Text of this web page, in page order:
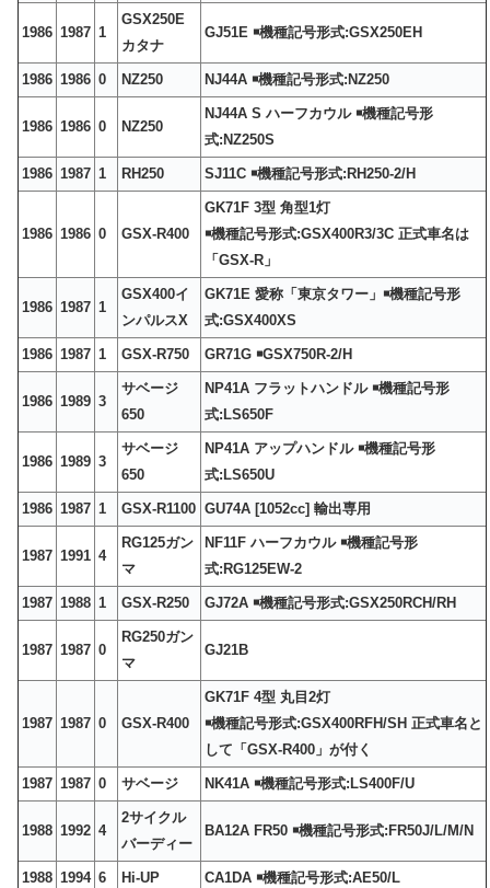
1986 1987 1
GSX250E
カタナ
GJ51E ￭機種記号形式:GSX250EH
1986 1986 0 NZ250 NJ44A ￭機種記号形式:NZ250
1986 1986 0 NZ250
NJ44A S ハーフカウル ￭機種記号形
式:NZ250S
1986 1987 1 RH250 SJ11C ￭機種記号形式:RH250-2/H
1986 1986 0 GSX-R400
GK71F 3型 角型1灯
￭機種記号形式:GSX400R3/3C 正式車名は
「GSX-R」
1986 1987 1
GSX400イ
ンパルスX
GK71E 愛称「東京タワー」￭機種記号形
式:GSX400XS
1986 1987 1 GSX-R750 GR71G ￭GSX750R-2/H
1986 1989 3
サベージ
650
NP41A フラットハンドル ￭機種記号形
式:LS650F
1986 1989 3
サベージ
650
NP41A アップハンドル ￭機種記号形
式:LS650U
1986 1987 1 GSX-R1100 GU74A [1052cc] 輸出専用
1987 1991 4
RG125ガン
マ
NF11F ハーフカウル ￭機種記号形
式:RG125EW-2
1987 1988 1 GSX-R250 GJ72A ￭機種記号形式:GSX250RCH/RH
1987 1987 0
RG250ガン
マ
GJ21B
1987 1987 0 GSX-R400
GK71F 4型 丸目2灯
￭機種記号形式:GSX400RFH/SH 正式車名と
して「GSX-R400」が付く
1987 1987 0 サベージ NK41A ￭機種記号形式:LS400F/U
1988 1992 4
2サイクル
バーディー
BA12A FR50 ￭機種記号形式:FR50J/L/M/N
1988 1994 6 Hi-UP CA1DA ￭機種記号形式:AE50/L